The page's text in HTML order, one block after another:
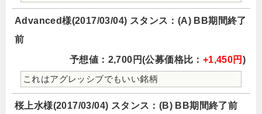
Advanced様(2017/03/04) スタンス：(A) BB期間終了
前
予想値：2,700円(公募価格比： +1,450円 )
これはアグレッシブでもいい銘柄
桜上水様(2017/03/04) スタンス：(B) BB期間終了前